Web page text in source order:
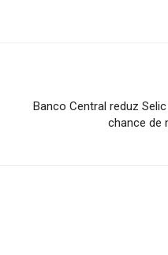
Banco Central reduz
chance de